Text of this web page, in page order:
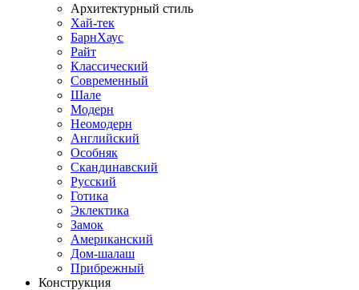
Архитектурный стиль
Хай-тек
БарнХаус
Райт
Классический
Современный
Шале
Модерн
Неомодерн
Английский
Особняк
Скандинавский
Русский
Готика
Эклектика
Замок
Американский
Дом-шалаш
Прибрежный
Конструкция